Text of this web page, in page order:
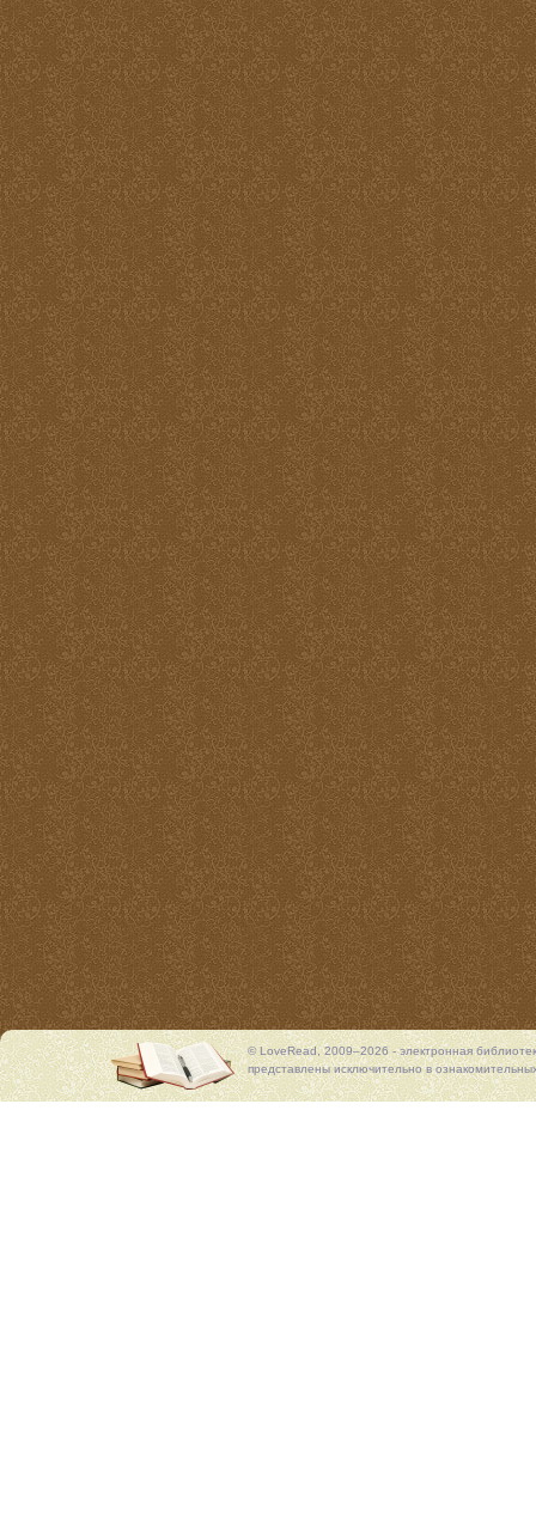
© LoveRead, 2009–2026 - электронная
представлены исключительно в